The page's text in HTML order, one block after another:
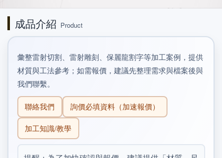
成品介紹 Product
彙整雷射切割、雷射雕刻、保麗龍割字等加工案例，提供
材質與工法參考；如需報價，建議先整理需求與檔案後與
我們聯繫。
聯絡我們 詢價必填資料（加速報價）
加工知識/教學